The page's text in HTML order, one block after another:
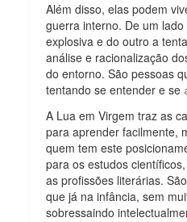
Além disso, elas podem
guerra interno. De um
explosiva e do outro a
análise e racionalização
do entorno. São pessoas
tentando se entender e se
A Lua em Virgem traz as
para aprender facilmente,
quem tem este
para os estudos
as profissões literárias.
que já na infância, sem
sobressaindo